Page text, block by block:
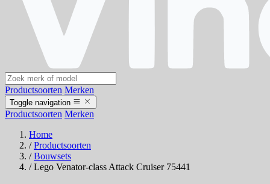
Productsoorten Merken
Toggle navigation
Productsoorten Merken
Home
/ Productsoorten
/ Bouwsets
/ Lego Venator-class Attack Cruiser 75441